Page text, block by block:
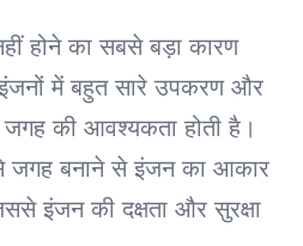
होने का सबसे बड़ा कारण
में बहुत सारे उपकरण और
की आवश्यकता होती है।
जगह बनाने से इंजन का आकार
इंजन की दक्षता और सुरक्षा